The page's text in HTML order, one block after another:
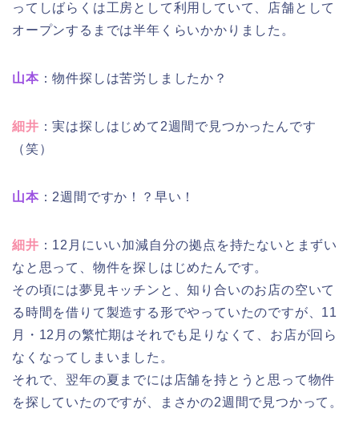
ってしばらくは工房として利用していて、店舗として
オープンするまでは半年くらいかかりました。
山本：物件探しは苦労しましたか？
細井 ：実は探しはじめて2週間で見つかったんです
（笑）
山本：2週間ですか！？早い！
細井 ：12月にいい加減自分の拠点を持たないとまずい
なと思って、物件を探しはじめたんです。
その頃には夢見キッチンと、知り合いのお店の空いて
る時間を借りて製造する形でやっていたのですが、11
月・12月の繁忙期はそれでも足りなくて、お店が回ら
なくなってしまいました。
それで、翌年の夏までには店舗を持とうと思って物件
を探していたのですが、まさかの2週間で見つかって。